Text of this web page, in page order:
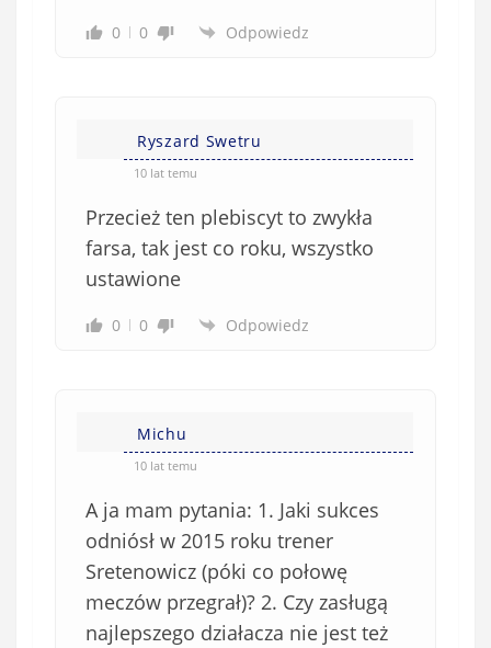
0 0 Odpowiedz
Ryszard Swetru
10 lat temu
Przecież ten plebiscyt to zwykła
farsa, tak jest co roku, wszystko
ustawione
0 0 Odpowiedz
Michu
10 lat temu
A ja mam pytania: 1. Jaki sukces
odniósł w 2015 roku trener
Sretenowicz (póki co połowę
meczów przegrał)? 2. Czy zasługą
najlepszego działacza nie jest też